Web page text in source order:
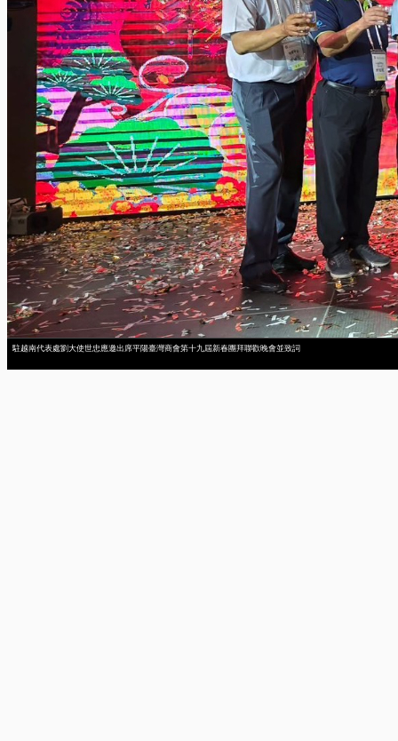
駐越南代表處劉大使世忠應邀出席平陽臺灣商會第十九屆新春團拜聯歡晚會並致詞